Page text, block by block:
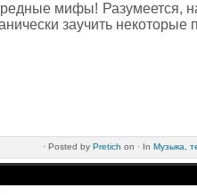
мифы! Разумеется,
заучить
· Posted by Pretich on · In Музыка,